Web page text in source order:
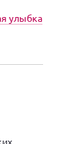
улыбка